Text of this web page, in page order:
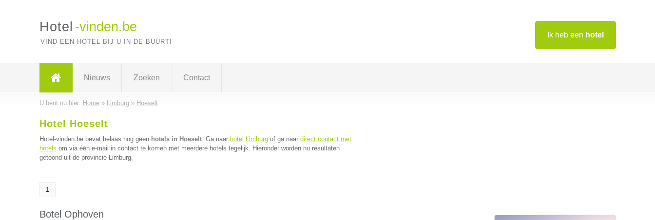
Ik heb een hotel
Hotel -vinden.be
VIND EEN HOTEL BIJ U IN DE BUURT!
Nieuws Zoeken Contact
U bent nu hier: Home» Limburg» Hoeselt
Hotel Hoeselt
Hotel-vinden.be bevat helaas nog geen hotels in Hoeselt. Ga naar hotel Limburgof ga naar direct contact met
hotels om via één e-mail in contact te komen met meerdere hotels tegelijk. Hieronder worden nu resultaten
getoond uit de provincie Limburg.
1
Botel Ophoven